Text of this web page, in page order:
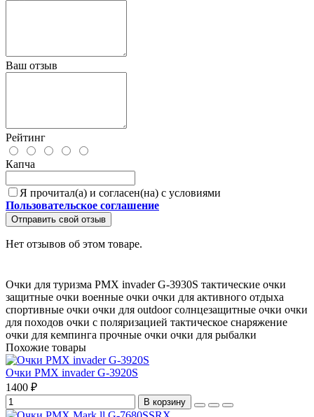
Ваш отзыв
Рейтинг
Капча
Я прочитал(а) и согласен(на) с условиями
Пользовательское соглашение
Отправить свой отзыв
Нет отзывов об этом товаре.
Очки для туризма PMX invader G-3930S тактические очки
защитные очки военные очки очки для активного отдыха
спортивные очки очки для outdoor солнцезащитные очки очки
для походов очки с поляризацией тактическое снаряжение
очки для кемпинга прочные очки очки для рыбалки
Похожие товары
Очки PMX invader G-3920S
1400 ₽
В корзину